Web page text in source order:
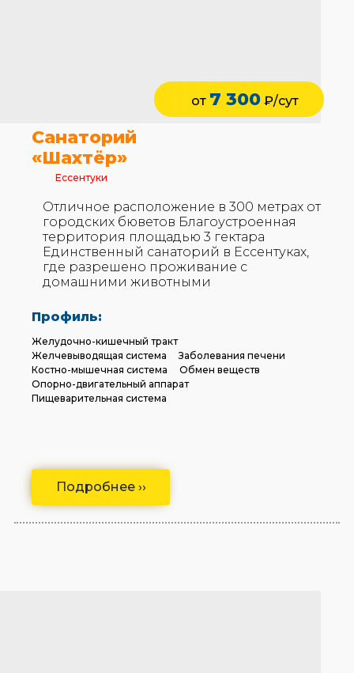
Подробнее ››
Санаторий
«Шахтёр»
Ессентуки
Отличное расположение в 300 метрах от
городских бюветов Благоустроенная
территория площадью 3 гектара
Единственный санаторий в Ессентуках,
где разрешено проживание с
домашними животными
Профиль:
Желудочно-кишечный тракт
Желчевыводящая система
Заболевания печени
Костно-мышечная система
Обмен веществ
Опорно-двигательный аппарат
Пищеварительная система
от 7 300 ₽/сут